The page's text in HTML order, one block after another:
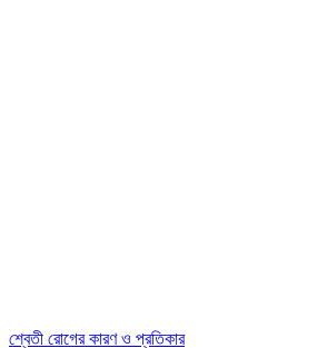
শ্বেতী রোগের কারণ ও প্রতিকার